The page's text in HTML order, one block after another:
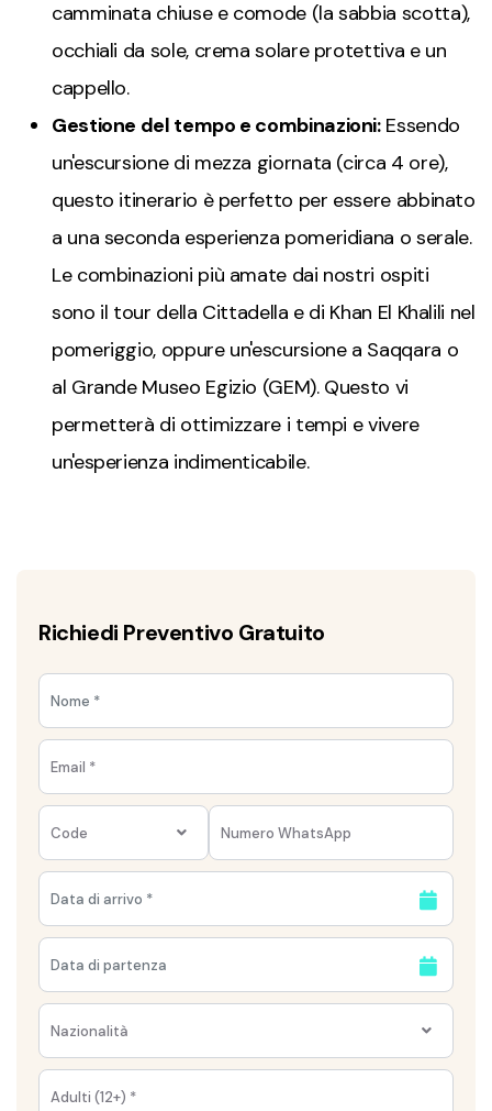
camminata chiuse e comode (la sabbia scotta),
occhiali da sole, crema solare protettiva e un
cappello.
Gestione del tempo e combinazioni:Essendo
un'escursione di mezza giornata (circa 4 ore),
questo itinerario è perfetto per essere abbinato
a una seconda esperienza pomeridiana o serale.
Le combinazioni più amate dai nostri ospiti
sono il tour della Cittadella e di Khan El Khalili nel
pomeriggio, oppure un'escursione a Saqqara o
al Grande Museo Egizio (GEM). Questo vi
permetterà di ottimizzare i tempi e vivere
un'esperienza indimenticabile.
Richiedi Preventivo Gratuito
Code
Nazionalità